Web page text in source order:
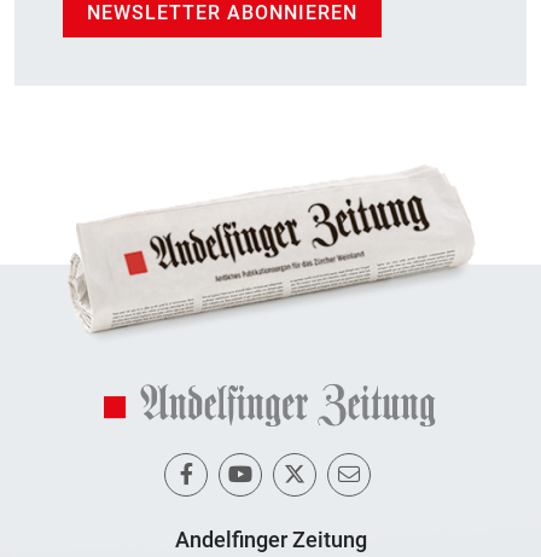
NEWSLETTER ABONNIEREN
Andelfinger Zeitung